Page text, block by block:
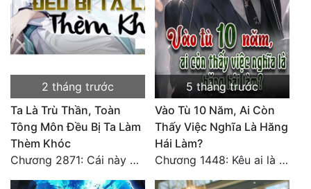
2 tháng trước
Ta Là Trù Thần, Toàn
Tông Môn Đều Bị Ta Làm
Thèm Khóc
Chương 2871: Cái này đánh nhẹ nhõm a
5 tháng trước
Vào Tù 10 Năm, Ai Còn
Thấy Việc Nghĩa Là Hăng
Hái Làm?
Chương 1448: Kêu ai là cha?